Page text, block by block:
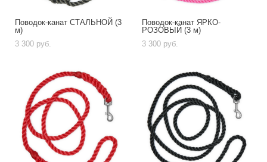
Поводок-канат СТАЛЬНОЙ (3
м)
3 300 pуб.
Поводок-канат ЯРКО-
РОЗОВЫЙ (3 м)
3 300 pуб.